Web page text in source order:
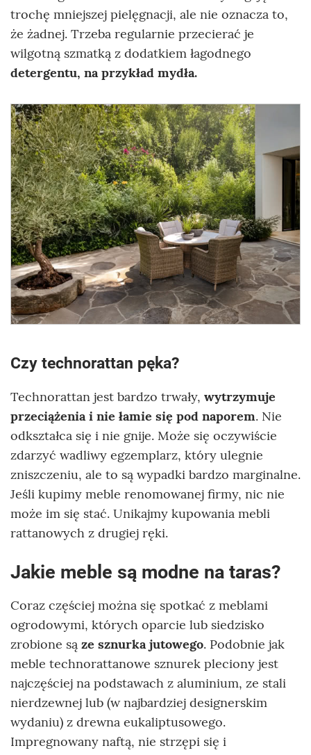
trochę mniejszej pielęgnacji, ale nie oznacza to,
że żadnej. Trzeba regularnie przecierać je
wilgotną szmatką z dodatkiem łagodnego
detergentu, na przykład mydła.
Czy technorattan pęka?
Technorattan jest bardzo trwały, wytrzymuje
przeciążenia i nie łamie się pod naporem. Nie
odkształca się i nie gnije. Może się oczywiście
zdarzyć wadliwy egzemplarz, który ulegnie
zniszczeniu, ale to są wypadki bardzo marginalne.
Jeśli kupimy meble renomowanej firmy, nic nie
może im się stać. Unikajmy kupowania mebli
rattanowych z drugiej ręki.
Jakie meble są modne na taras?
Coraz częściej można się spotkać z meblami
ogrodowymi, których oparcie lub siedzisko
zrobione są ze sznurka jutowego. Podobnie jak
meble technorattanowe sznurek pleciony jest
najczęściej na podstawach z aluminium, ze stali
nierdzewnej lub (w najbardziej designerskim
wydaniu) z drewna eukaliptusowego.
Impregnowany naftą, nie strzępi się i